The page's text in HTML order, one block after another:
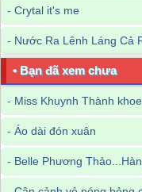
- Crytal it's me
- Nước Ra Lênh Láng Cả
• Bạn đã xem chưa
- Miss Khuynh Thành
- Áo dài đón xuân
- Belle Phương